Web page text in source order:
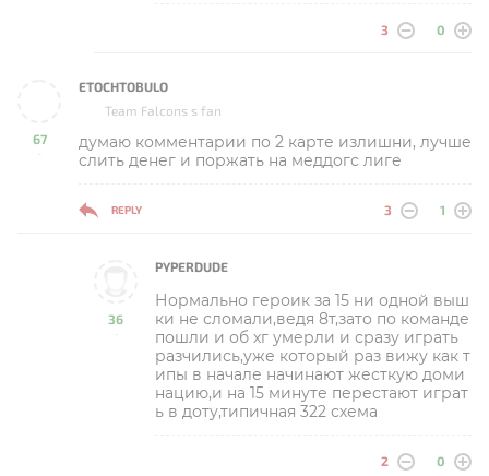
3 0
67
-
ETOCHTOBULO
Team Falcons s fan
думаю комментарии по 2 карте излишни, лучше
слить денег и поржать на меддогс лиге
REPLY 3 1
36
-
PYPERDUDE
Нормально героик за 15 ни одной выш
ки не сломали,ведя 8т,зато по команде
пошли и об хг умерли и сразу играть
разчились,уже который раз вижу как т
ипы в начале начинают жесткую доми
нацию,и на 15 минуте перестают играт
ь в доту,типичная 322 схема
2 0